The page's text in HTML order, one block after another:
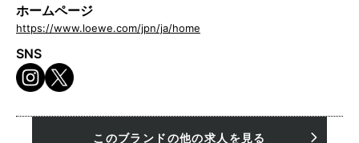
ホームページ
https://www.loewe.com/jpn/ja/home
SNS
このブランドの他の求人を見る